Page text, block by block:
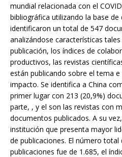
mundial relacionada con el
bibliográfica utilizando la base de
identificaron un total de 547
analizándose características
publicación, los índices de
productivos, las revistas
están publicando sobre el tema
impacto. Se identifica a China
primer lugar con 213 (20,9%)
parte, , y el son las revistas con
documentos publicados. A su
institución que presenta mayor
de publicaciones. El número total
publicaciones fue de 1.685, el